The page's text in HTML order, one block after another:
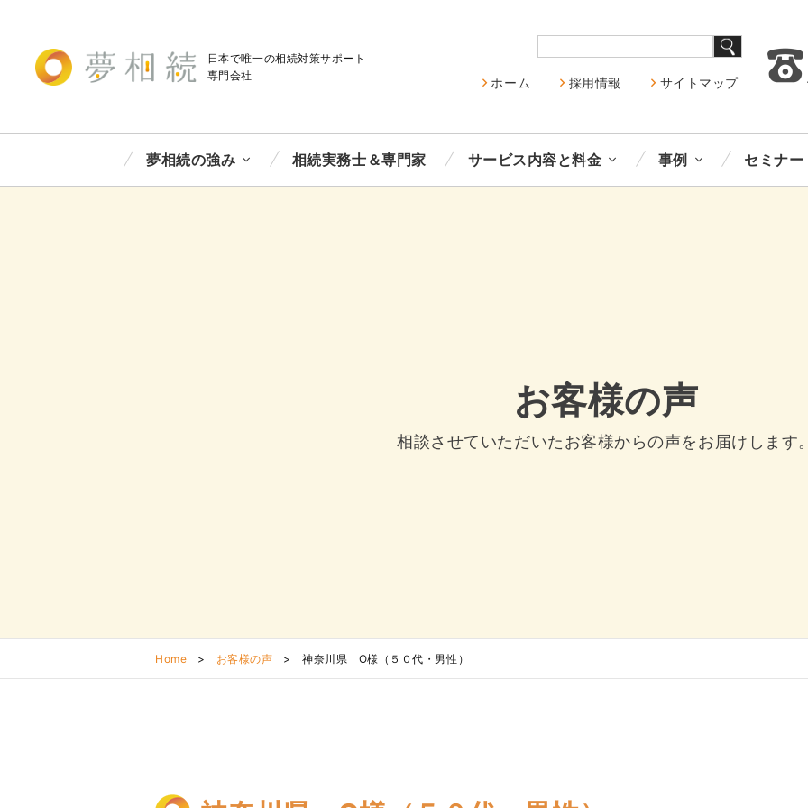
日本で唯一の相続対策サポート
専門会社
ホーム 採用情報 サイトマップ
夢相続の強み 相続実務士＆専門家 サービス内容と料金 事例 セミナー
お客様の声
相談させていただいたお客様からの声をお届けします
Home > お客様の声 > 神奈川県 O様（５０代・男性）